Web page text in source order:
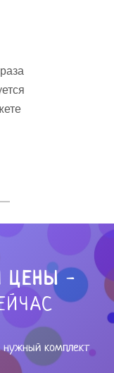
ЦЕНЫ-
нужный комплект